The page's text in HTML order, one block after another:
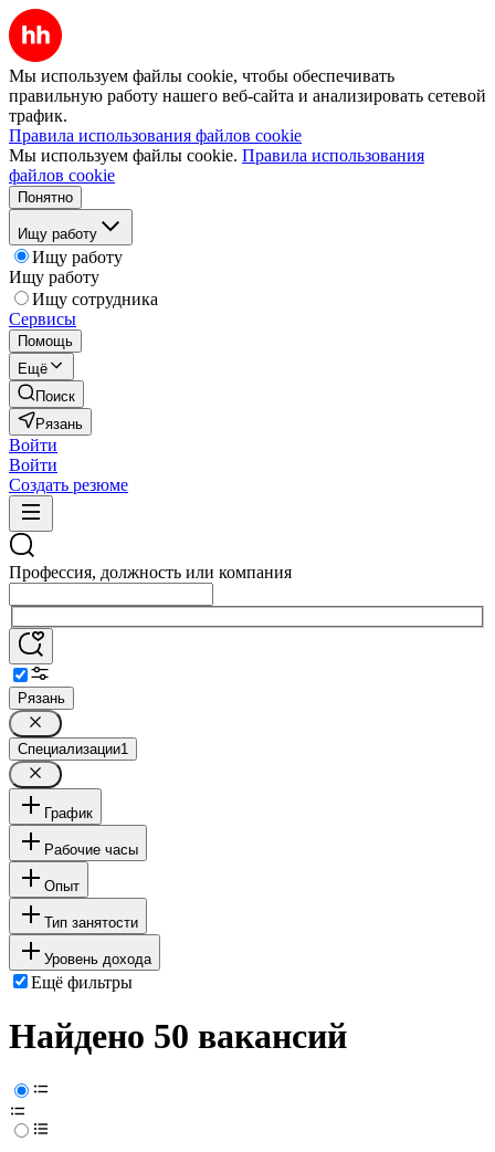
Мы используем файлы cookie, чтобы обеспечивать
правильную работу нашего веб-сайта и анализировать сетевой
трафик.
Правила использования файлов cookie
Мы используем файлы cookie. Правила использования
файлов cookie
Понятно
Ищу работу
Ищу работу
Ищу работу
Ищу сотрудника
Сервисы
Помощь
Ещё
Поиск
Рязань
Войти
Войти
Создать резюме
Профессия, должность или компания
Рязань
Специализации1
График
Рабочие часы
Опыт
Тип занятости
Уровень дохода
Ещё фильтры
Найдено 50 вакансий